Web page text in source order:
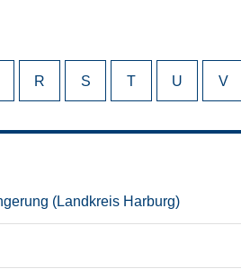
R S T U V
(Landkreis Harburg)